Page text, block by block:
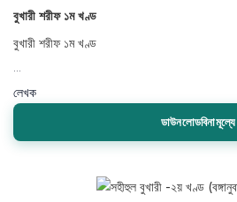
বুখারী শরীফ ১ম খণ্ড
বুখারী শরীফ ১ম খণ্ড
লেখক
ডাউনলোডবিনামূল্যে